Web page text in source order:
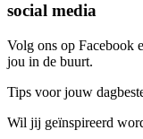
social media
Volg ons op Facebook
jou in de buurt.
Tips voor jouw
Wil jij geïnspireerd